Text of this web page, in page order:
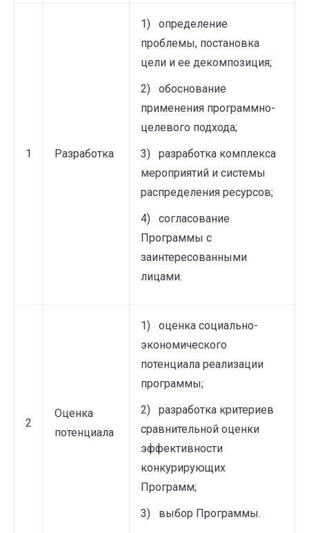
1 Разработка
1) определение
проблемы, постановка
цели и ее декомпозиция;
2) обоснование
применения программно-
целевого подхода;
3) разработка комплекса
мероприятий и системы
распределения ресурсов;
4) согласование
Программы с
заинтересованными
лицами.
2
Оценка
потенциала
1) оценка социально-
экономического
потенциала реализации
программы;
2) разработка критериев
сравнительной оценки
эффективности
конкурирующих
Программ;
3) выбор Программы.